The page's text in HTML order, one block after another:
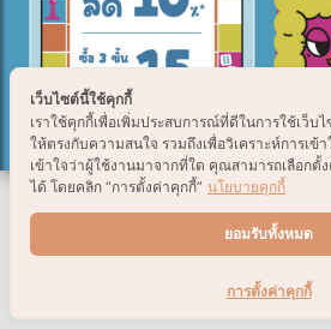
เว็บไซต์นี้ใช้คุกกี้
เราใช้คุกกี้เพื่อเพิ่มประสบการณ์ที่ดีในการใช้เว็
ให้ตรงกับความสนใจ รวมถึงเพื่อวิเคราะห์การเข้
เข้าใจว่าผู้ใช้งานมาจากที่ใด คุณสามารถเลือกตั้
ได้ โดยคลิก “การตั้งค่าคุกกี้” นโยบายคุกกี้
ยอมรับทั้งหมด
การตั้งค่าคุกกี้